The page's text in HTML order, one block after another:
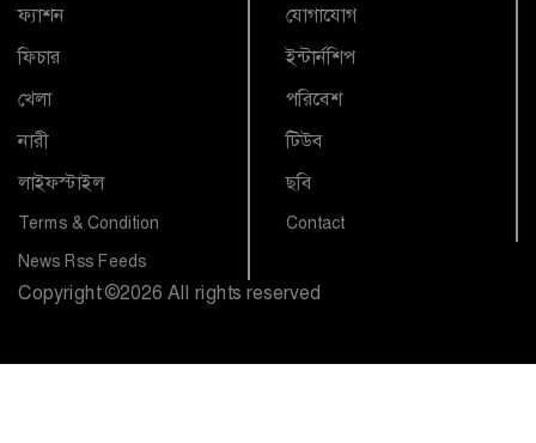
ফ্যাশন
ফিচার
খেলা
নারী
লাইফস্টাইল
Terms & Condition
News Rss Feeds
যোগাযোগ
ইন্টার্নশিপ
পরিবেশ
টিউব
ছবি
Contact
Copyright©2026 All rights reserved